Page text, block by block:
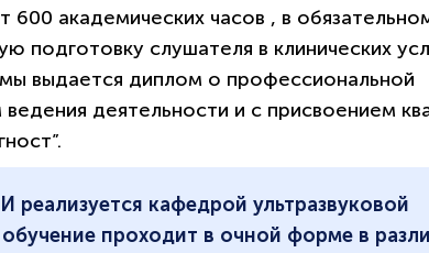
600 академических часов , в
подготовку слушателя в клинических
выдается диплом о профессиональной
деятельности и с присвоением
реализуется кафедрой ультразвуковой
проходит в очной форме в